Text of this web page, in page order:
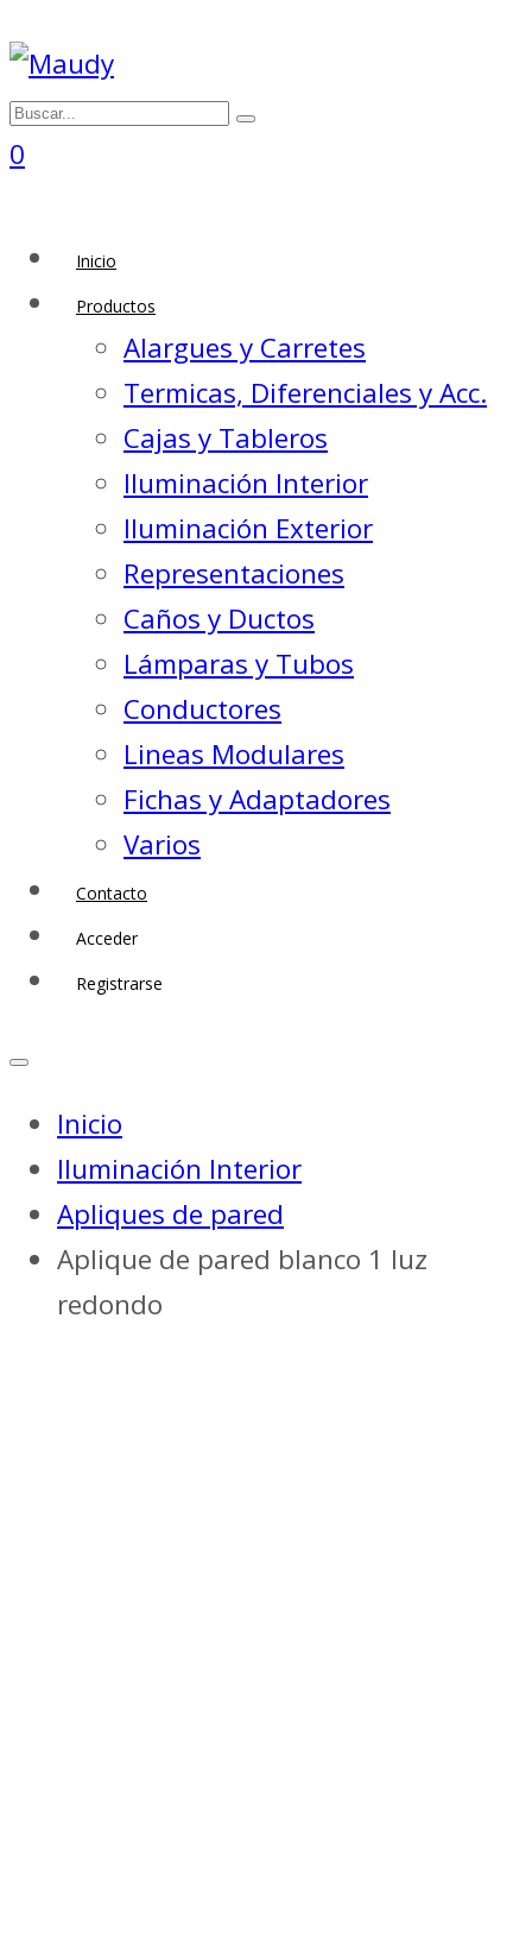
0
Inicio
Productos
Alargues y Carretes
Termicas, Diferenciales y Acc.
Cajas y Tableros
Iluminación Interior
Iluminación Exterior
Representaciones
Caños y Ductos
Lámparas y Tubos
Conductores
Lineas Modulares
Fichas y Adaptadores
Varios
Contacto
Acceder
Registrarse
Inicio
Iluminación Interior
Apliques de pared
Aplique de pared blanco 1 luz
redondo